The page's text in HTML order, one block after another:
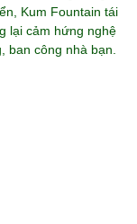
Kum Fountain tái
lại cảm hứng nghệ
ban công nhà bạn.